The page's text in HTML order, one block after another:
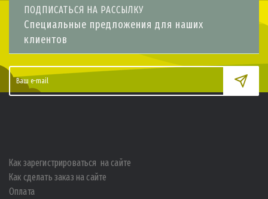
ПОДПИСАТЬСЯ НА РАССЫЛКУ
Специальные предложения для наших
клиентов
Как зарегистрироваться на сайте
Как сделать заказ на сайте
Оплата